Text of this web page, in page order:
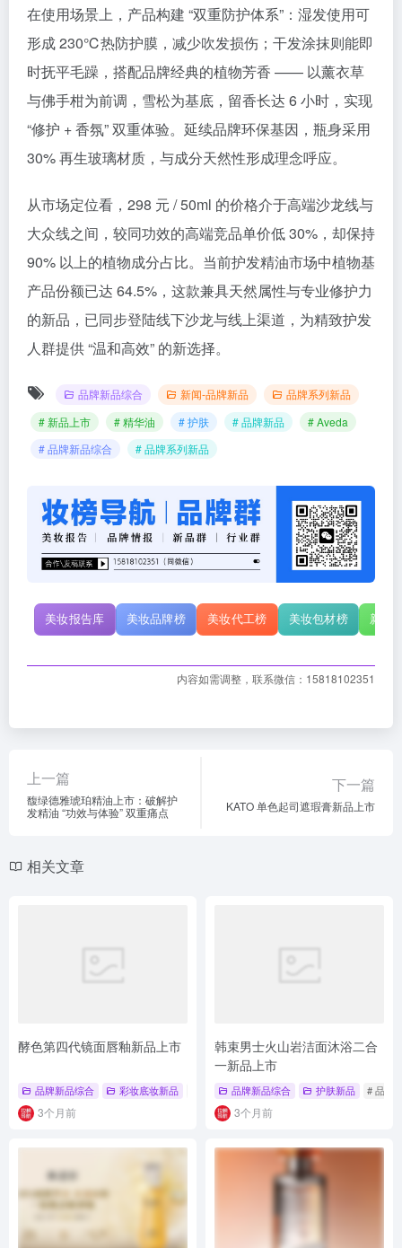
在使用场景上，产品构建 “双重防护体系”：湿发使用可
形成 230℃热防护膜，减少吹发损伤；干发涂抹则能即
时抚平毛躁，搭配品牌经典的植物芳香 —— 以薰衣草
与佛手柑为前调，雪松为基底，留香长达 6 小时，实现
“修护 + 香氛” 双重体验。延续品牌环保基因，瓶身采用
30% 再生玻璃材质，与成分天然性形成理念呼应。​
从市场定位看，298 元 / 50ml 的价格介于高端沙龙线与
大众线之间，较同功效的高端竞品单价低 30%，却保持
90% 以上的植物成分占比。当前护发精油市场中植物基
产品份额已达 64.5%，这款兼具天然属性与专业修护力
的新品，已同步登陆线下沙龙与线上渠道，为精致护发
人群提供 “温和高效” 的新选择。​
品牌新品综合 新闻-品牌新品
品牌系列新品
# 新品上市
# 精华油 # 护肤 # 品牌新品
# Aveda
# 品牌新品综合
# 品牌系列新品
美妆报告库 美妆品牌榜 美妆代工榜 美妆包材榜 新原
内容如需调整，联系微信：15818102351
上一篇
馥绿德雅琥珀精油上市：破解护
发精油 “功效与体验” 双重痛点
下一篇
KATO 单色起司遮瑕膏新品上市
相关文章
酵色第四代镜面唇釉新品上市
品牌新品综合 彩妆底妆新品 # 彩妆底妆新品 # 镜面唇釉 # 持久不沾杯
3个月前
韩束男士火山岩洁面沐浴二合
一新品上市
品牌新品综合 护肤新品 # 品牌
3个月前